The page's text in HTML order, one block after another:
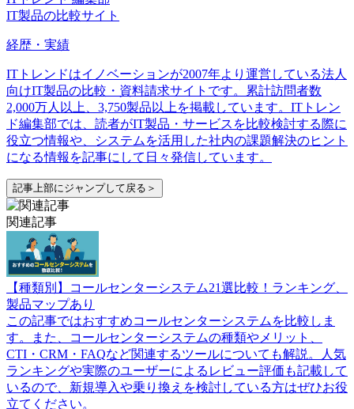
IT製品の比較サイト
経歴・実績
ITトレンドはイノベーションが2007年より運営している法人
向けIT製品の比較・資料請求サイトです。累計訪問者数
2,000万人以上、3,750製品以上を掲載しています。ITトレン
ド編集部では、読者がIT製品・サービスを比較検討する際に
役立つ情報や、システムを活用した社内の課題解決のヒント
になる情報を記事にして日々発信しています。
記事上部にジャンプして戻る＞
関連記事
【種類別】コールセンターシステム21選比較！ランキング、
製品マップあり
この記事ではおすすめコールセンターシステムを比較しま
す。また、コールセンターシステムの種類やメリット、
CTI・CRM・FAQなど関連するツールについても解説。人気
ランキングや実際のユーザーによるレビュー評価も記載して
いるので、新規導入や乗り換えを検討している方はぜひお役
立てください。